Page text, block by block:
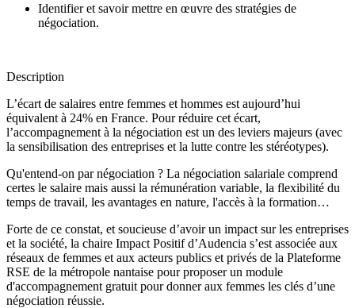
Identifier et savoir mettre en œuvre des stratégies de
négociation.
Description
L’écart de salaires entre femmes et hommes est aujourd’hui
équivalent à 24% en France. Pour réduire cet écart,
l’accompagnement à la négociation est un des leviers majeurs (avec
la sensibilisation des entreprises et la lutte contre les stéréotypes).
Qu'entend-on par négociation ? La négociation salariale comprend
certes le salaire mais aussi la rémunération variable, la flexibilité du
temps de travail, les avantages en nature, l'accès à la formation…
Forte de ce constat, et soucieuse d’avoir un impact sur les entreprises
et la société, la chaire Impact Positif d’Audencia s’est associée aux
réseaux de femmes et aux acteurs publics et privés de la Plateforme
RSE de la métropole nantaise pour proposer un module
d'accompagnement gratuit pour donner aux femmes les clés d’une
négociation réussie.